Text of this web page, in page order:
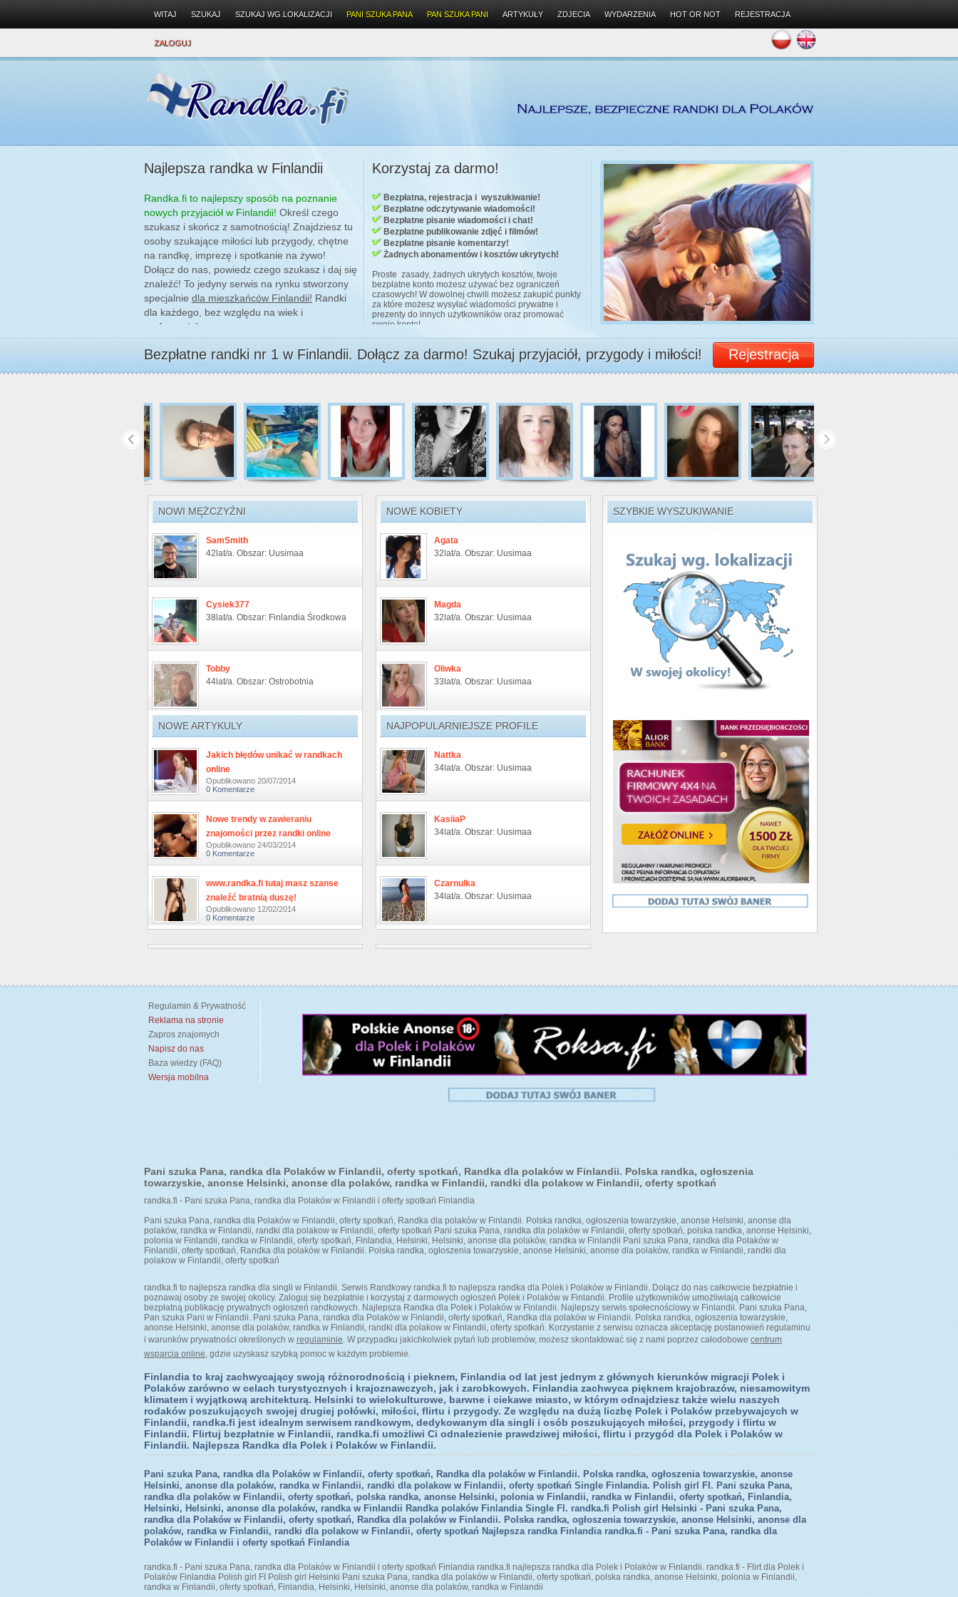
WITAJ SZUKAJ SZUKAJ WG.LOKALIZACJI PANI SZUKA PANA PAN SZUKA PANI ARTYKUŁY ZDJECIA WYDARZENIA HOT OR NOT REJESTRACJA
ZALOGUJ
Najlepsza randka w Finlandii
Randka.fi to najlepszy sposób na poznanie
nowych przyjaciół w Finlandii! Określ czego
szukasz i skończ z samotnością! Znajdziesz tu
osoby szukające miłości lub przygody, chętne
na randkę, imprezę i spotkanie na żywo!
Dołącz do nas, powiedz czego szukasz i daj się
znaleźć! To jedyny serwis na rynku stworzony
specjalnie dla mieszkańców Finlandii! Randki
dla każdego, bez względu na wiek i
preferencje!
Korzystaj za darmo!
Bezpłatna, rejestracja i wyszukiwanie!
Bezpłatne odczytywanie wiadomości!
Bezpłatne pisanie wiadomości i chat!
Bezpłatne publikowanie zdjęć i filmów!
Bezpłatne pisanie komentarzy!
Żadnych abonamentów i kosztów ukrytych!
Proste zasady, żadnych ukrytych kosztów, twoje
bezpłatne konto możesz używać bez ograniczeń
czasowych! W dowolnej chwili możesz zakupić punkty
za które możesz wysyłać wiadomości prywatne i
prezenty do innych użytkowników oraz promować
swoje konto!
Bezpłatne randki nr 1 w Finlandii. Dołącz za darmo! Szukaj przyjaciół, przygody i miłości! Rejestracja
NOWI MĘŻCZYŹNI
SamSmith
42lat/a. Obszar: Uusimaa
Cysiek377
38lat/a. Obszar: Finlandia Środkowa
Tobby
44lat/a. Obszar: Ostrobotnia
NOWE ARTYKULY
Jakich błędów unikać w randkach
online
Opublikowano 20/07/2014
0 Komentarze
Nowe trendy w zawieraniu
znajomości przez randki online
Opublikowano 24/03/2014
0 Komentarze
www.randka.fi tutaj masz szanse
znaleźć bratnią duszę!
Opublikowano 12/02/2014
0 Komentarze
NOWE KOBIETY
Agata
32lat/a. Obszar: Uusimaa
Magda
32lat/a. Obszar: Uusimaa
Oliwka
33lat/a. Obszar: Uusimaa
NAJPOPULARNIEJSZE PROFILE
Nattka
34lat/a. Obszar: Uusimaa
KasiiaP
34lat/a. Obszar: Uusimaa
Czarnulka
34lat/a. Obszar: Uusimaa
SZYBKIE WYSZUKIWANIE
Regulamin & Prywatność
Reklama na stronie
Zapros znajomych
Napisz do nas
Baza wiedzy (FAQ)
Wersja mobilna
Pani szuka Pana, randka dla Polaków w Finlandii, oferty spotkań, Randka dla polaków w Finlandii. Polska randka, ogłoszenia
towarzyskie, anonse Helsinki, anonse dla polaków, randka w Finlandii, randki dla polakow w Finlandii, oferty spotkań
randka.fi - Pani szuka Pana, randka dla Polaków w Finlandii i oferty spotkań Finlandia
Pani szuka Pana, randka dla Polaków w Finlandii, oferty spotkań, Randka dla polaków w Finlandii. Polska randka, ogłoszenia towarzyskie, anonse Helsinki, anonse dla
polaków, randka w Finlandii, randki dla polakow w Finlandii, oferty spotkań Pani szuka Pana, randka dla polaków w Finlandii, oferty spotkań, polska randka, anonse Helsinki,
polonia w Finlandii, randka w Finlandii, oferty spotkań, Finlandia, Helsinki, Helsinki, anonse dla polaków, randka w Finlandii Pani szuka Pana, randka dla Polaków w
Finlandii, oferty spotkań, Randka dla polaków w Finlandii. Polska randka, ogłoszenia towarzyskie, anonse Helsinki, anonse dla polaków, randka w Finlandii, randki dla
polakow w Finlandii, oferty spotkań
randka.fi to najlepsza randka dla singli w Finlandii. Serwis Randkowy randka.fi to najlepsza randka dla Polek i Polaków w Finlandii. Dołącz do nas całkowicie bezpłatnie i
poznawaj osoby ze swojej okolicy. Zaloguj się bezpłatnie i korzystaj z darmowych ogłoszeń Polek i Polaków w Finlandii. Profile użytkowników umożliwiają całkowicie
bezpłatną publikację prywatnych ogłoszeń randkowych. Najlepsza Randka dla Polek i Polaków w Finlandii. Najlepszy serwis społecnościowy w Finlandii. Pani szuka Pana,
Pan szuka Pani w Finlandii. Pani szuka Pana, randka dla Polaków w Finlandii, oferty spotkań, Randka dla polaków w Finlandii. Polska randka, ogłoszenia towarzyskie,
anonse Helsinki, anonse dla polaków, randka w Finlandii, randki dla polakow w Finlandii, oferty spotkań. Korzystanie z serwisu oznacza akceptację postanowień regulaminu
i warunków prywatności określonych w regulaminie. W przypadku jakichkolwiek pytań lub problemów, możesz skontaktować się z nami poprzez całodobowe centrum
wsparcia online, gdzie uzyskasz szybką pomoc w każdym problemie.
Finlandia to kraj zachwycający swoją różnorodnością i pieknem, Finlandia od lat jest jednym z głównych kierunków migracji Polek i
Polaków zarówno w celach turystycznych i krajoznawczych, jak i zarobkowych. Finlandia zachwyca pięknem krajobrazów, niesamowitym
klimatem i wyjątkową architekturą. Helsinki to wielokulturowe, barwne i ciekawe miasto, w którym odnajdziesz także wielu naszych
rodaków poszukujących swojej drugiej połówki, miłości, flirtu i przygody. Ze względu na dużą liczbę Polek i Polaków przebywajcych w
Finlandii, randka.fi jest idealnym serwisem randkowym, dedykowanym dla singli i osób poszukujących miłości, przygody i flirtu w
Finlandii. Flirtuj bezpłatnie w Finlandii, randka.fi umożliwi Ci odnalezienie prawdziwej miłości, flirtu i przygód dla Polek i Polaków w
Finlandii. Najlepsza Randka dla Polek i Polaków w Finlandii.
Pani szuka Pana, randka dla Polaków w Finlandii, oferty spotkań, Randka dla polaków w Finlandii. Polska randka, ogłoszenia towarzyskie, anonse
Helsinki, anonse dla polaków, randka w Finlandii, randki dla polakow w Finlandii, oferty spotkań Single Finlandia. Polish girl FI. Pani szuka Pana,
randka dla polaków w Finlandii, oferty spotkań, polska randka, anonse Helsinki, polonia w Finlandii, randka w Finlandii, oferty spotkań, Finlandia,
Helsinki, Helsinki, anonse dla polaków, randka w Finlandii Randka polaków Finlandia Single FI. randka.fi Polish girl Helsinki - Pani szuka Pana,
randka dla Polaków w Finlandii, oferty spotkań, Randka dla polaków w Finlandii. Polska randka, ogłoszenia towarzyskie, anonse Helsinki, anonse dla
polaków, randka w Finlandii, randki dla polakow w Finlandii, oferty spotkań Najlepsza randka Finlandia randka.fi - Pani szuka Pana, randka dla
Polaków w Finlandii i oferty spotkań Finlandia
randka.fi - Pani szuka Pana, randka dla Polaków w Finlandii i oferty spotkań Finlandia randka.fi najlepsza randka dla Polek i Polaków w Finlandii. randka.fi - Flirt dla Polek i
Polaków Finlandia Polish girl FI Polish girl Helsinki Pani szuka Pana, randka dla polaków w Finlandii, oferty spotkań, polska randka, anonse Helsinki, polonia w Finlandii,
randka w Finlandii, oferty spotkań, Finlandia, Helsinki, Helsinki, anonse dla polaków, randka w Finlandii